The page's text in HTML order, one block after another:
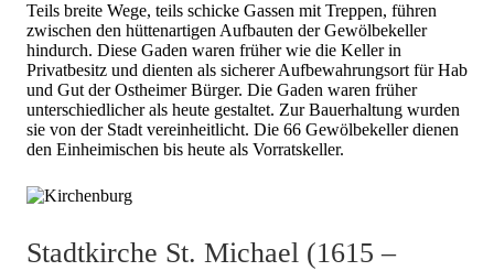
Teils breite Wege, teils schicke Gassen mit Treppen, führen
zwischen den hüttenartigen Aufbauten der Gewölbekeller
hindurch. Diese Gaden waren früher wie die Keller in
Privatbesitz und dienten als sicherer Aufbewahrungsort für Hab
und Gut der Ostheimer Bürger. Die Gaden waren früher
unterschiedlicher als heute gestaltet. Zur Bauerhaltung wurden
sie von der Stadt vereinheitlicht. Die 66 Gewölbekeller dienen
den Einheimischen bis heute als Vorratskeller.
Stadtkirche St. Michael (1615 –